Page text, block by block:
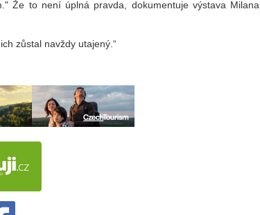
Že to není úplná pravda, dokumentuje výstava Milana
zůstal navždy utajený.“